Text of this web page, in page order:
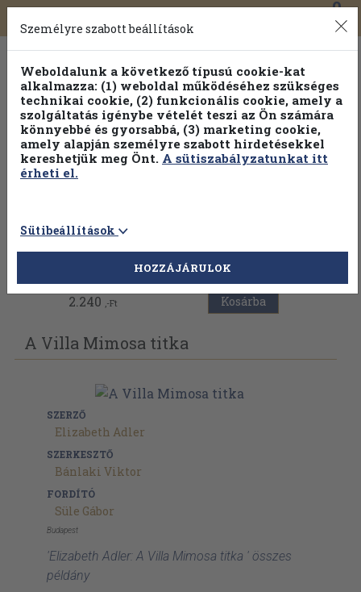
Toggle
navigation
0
Vissza az előző oldalra
2.240 ,-Ft Kosárba
A Villa Mimosa titka
SZERZŐ
Elizabeth Adler
SZERKESZTŐ
Bánlaki Viktor
FORDÍTÓ
Süle Gábor
Budapest
'Elizabeth Adler: A Villa Mimosa titka ' összes
példány
Személyre szabott beállítások
Weboldalunk a következő típusú cookie-kat
alkalmazza: (1) weboldal működéséhez szükséges
technikai cookie, (2) funkcionális cookie, amely a
szolgáltatás igénybe vételét teszi az Ön számára
könnyebbé és gyorsabbá, (3) marketing cookie,
amely alapján személyre szabott hirdetésekkel
kereshetjük meg Önt. A sütiszabályzatunkat itt
érheti el.
Sütibeállítások
HOZZÁJÁRULOK